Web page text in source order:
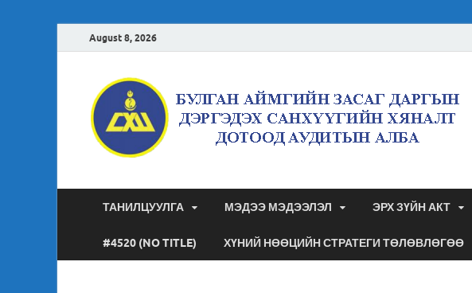
August 8, 2026
ТАНИЛЦУУЛГА МЭДЭЭ МЭДЭЭЛЭЛ ЭРХ ЗҮЙН АКТ
#4520 (NO TITLE) ХҮНИЙ НӨӨЦИЙН СТРАТЕГИ ТӨЛӨВЛӨГӨӨ